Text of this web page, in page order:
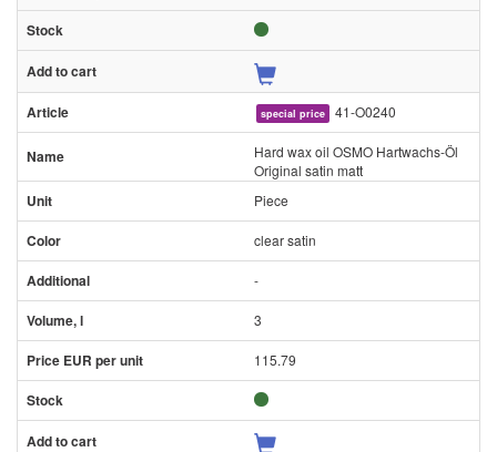
special price 41-O0240
Hard wax oil OSMO Hartwachs-Öl
Original satin matt
Piece
clear satin
-
3
115.79